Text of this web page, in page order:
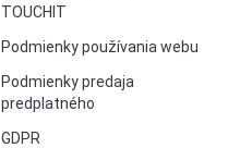
TOUCHIT
Podmienky používania webu
Podmienky predaja
predplatného
GDPR